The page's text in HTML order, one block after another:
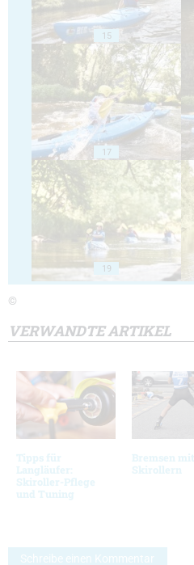
15
17
19
©
VERWANDTE ARTIKEL
Tipps für
Langläufer:
Skiroller-Pflege
und Tuning
Bremsen mit
Skirollern
Schreibe einen Kommentar